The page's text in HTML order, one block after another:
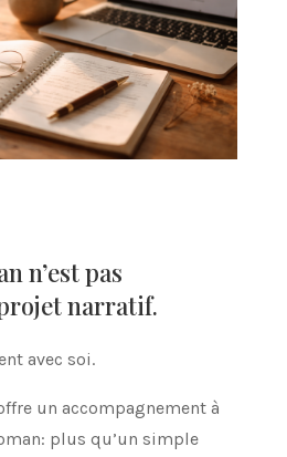
n’est pas
narratif.
avec soi.
un accompagnement à
plus qu’un simple